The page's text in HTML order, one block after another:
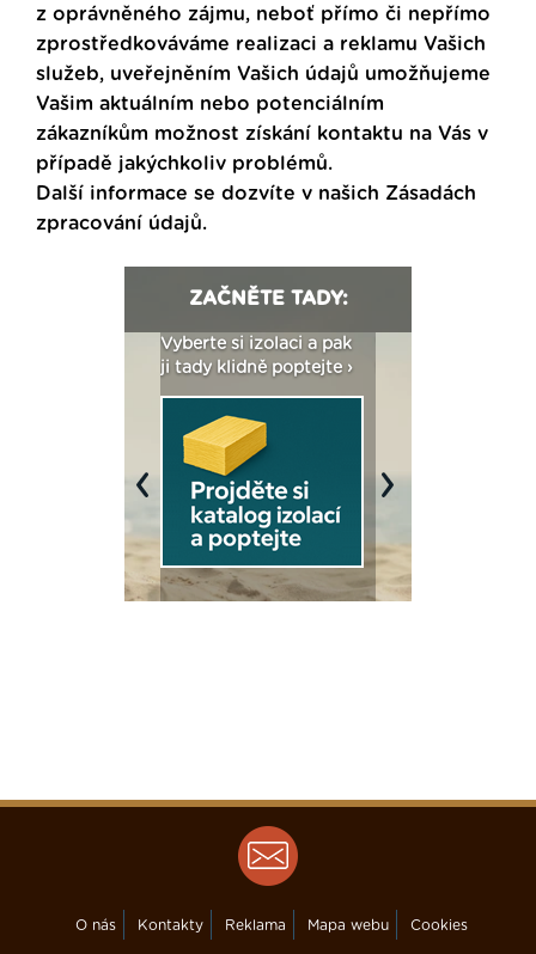
z oprávněného zájmu, neboť přímo či nepřímo
zprostředkováváme realizaci a reklamu Vašich
služeb, uveřejněním Vašich údajů umožňujeme
Vašim aktuálním nebo potenciálním
zákazníkům možnost získání kontaktu na Vás v
případě jakýchkoliv problémů.
Další informace se dozvíte v našich Zásadách
zpracování údajů.
ZAČNĚTE TADY:
Vyberte si izolaci a pak
ji tady klidně poptejte ›
Previous Next
O nás Kontakty Reklama Mapa webu Cookies